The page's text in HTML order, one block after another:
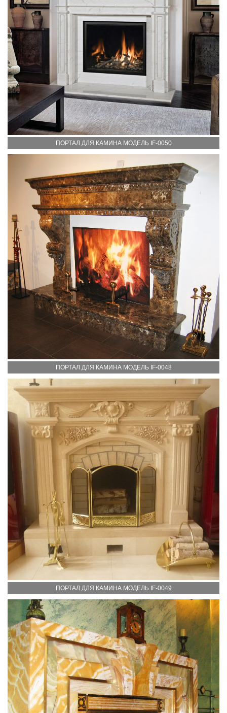
ПОРТАЛ ДЛЯ КАМИНА МОДЕЛЬ IF-0050
ПОРТАЛ ДЛЯ КАМИНА МОДЕЛЬ IF-0048
ПОРТАЛ ДЛЯ КАМИНА МОДЕЛЬ IF-0049